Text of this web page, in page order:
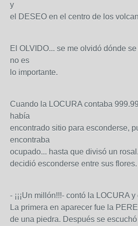
y
el DESEO en el centro de los
El OLVIDO... se me olvidó dónde
no es
lo importante.
Cuando la LOCURA contaba
había
encontrado sitio para esconderse,
encontraba
ocupado... hasta que divisó un
decidió esconderse entre sus flores.
- ¡¡¡Un millón!!!- contó la LOCURA
La primera en aparecer fue la
de una piedra. Después se